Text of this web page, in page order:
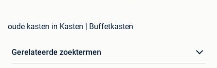
oude kasten in Kasten | Buffetkasten
Gerelateerde zoektermen